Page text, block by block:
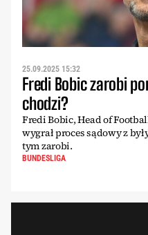
25.09.2025 15:32
Fredi Bobic zarobi
chodzi?
Fredi Bobic, Head of
wygrał proces sądowy z
tym zarobi.
BUNDESLIGA